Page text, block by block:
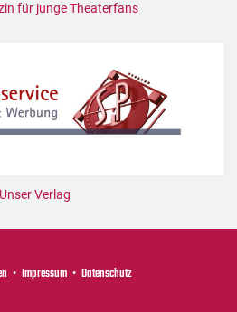
für junge Theaterfans
Unser Verlag
Impressum Datenschutz